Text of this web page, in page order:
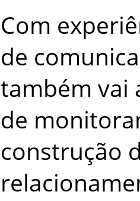
Com
de
também vai
de
construção